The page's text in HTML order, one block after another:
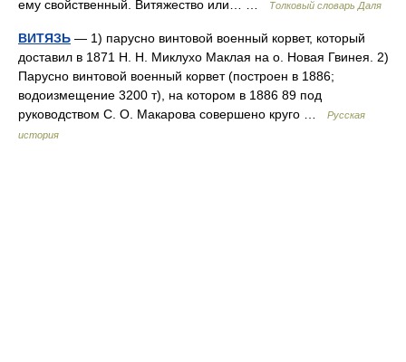
ему свойственный. Витяжество или… …
Толковый словарь Даля
ВИТЯЗЬ — 1) парусно винтовой военный корвет, который
доставил в 1871 Н. Н. Миклухо Маклая на о. Новая Гвинея. 2)
Парусно винтовой военный корвет (построен в 1886;
водоизмещение 3200 т), на котором в 1886 89 под
руководством С. О. Макарова совершено круго …
Русская
история